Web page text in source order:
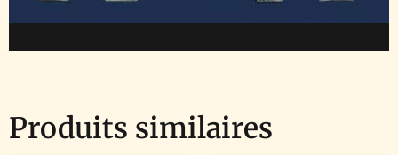
Produits similaires